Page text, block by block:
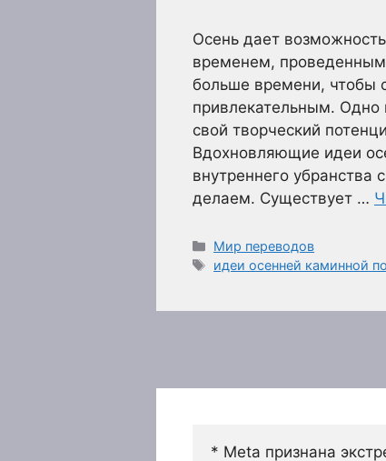
Осень дает
временем, проведенным
больше времени, чтобы
привлекательным. Одно
свой творческий
Вдохновляющие идеи
внутреннего
делаем. Существует …
Рубрики
Мир переводов
Метки
идеи осенней каминной
* Meta признана